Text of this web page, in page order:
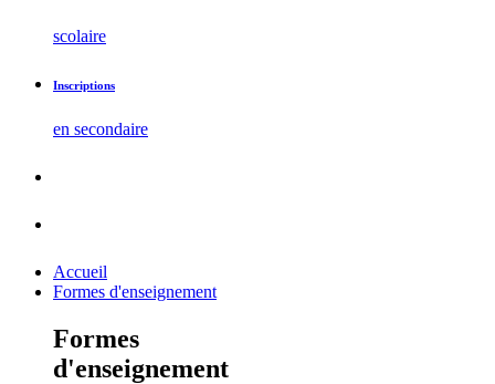
scolaire
Inscriptions
en secondaire
Accueil
Formes d'enseignement
Formes
d'enseignement